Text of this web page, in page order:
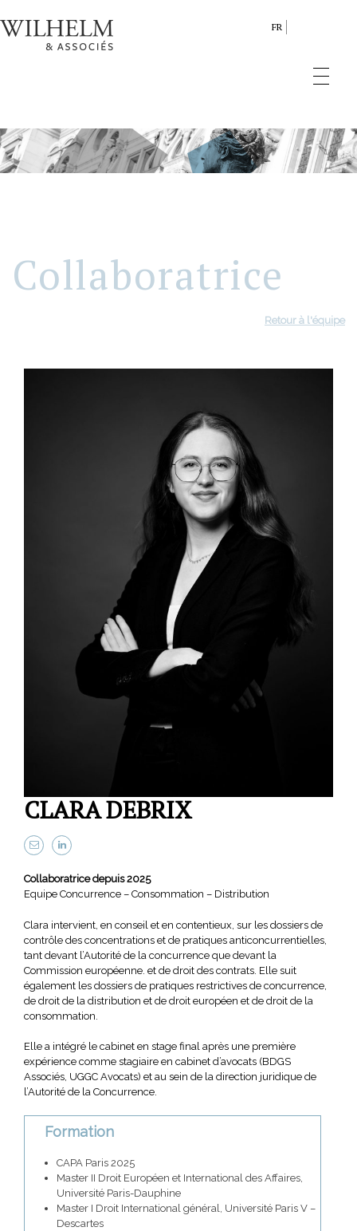
FR
Collaboratrice
Retour à l'équipe
CLARA DEBRIX
Collaboratrice depuis 2025
Equipe Concurrence – Consommation – Distribution
Clara intervient, en conseil et en contentieux, sur les dossiers de
contrôle des concentrations et de pratiques anticoncurrentielles,
tant devant l’Autorité de la concurrence que devant la
Commission européenne. et de droit des contrats. Elle suit
également les dossiers de pratiques restrictives de concurrence,
de droit de la distribution et de droit européen et de droit de la
consommation.
Elle a intégré le cabinet en stage final après une première
expérience comme stagiaire en cabinet d’avocats (BDGS
Associés, UGGC Avocats) et au sein de la direction juridique de
l’Autorité de la Concurrence.
Formation
CAPA Paris 2025
Master II Droit Européen et International des Affaires,
Université Paris-Dauphine
Master I Droit International général, Université Paris V –
Descartes